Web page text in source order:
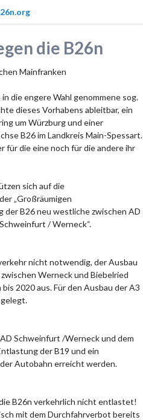
die B26n
Mainfranken
die engere Wahl genommene sog.
dieses Vorhabens ableitbar, ein
um Würzburg und einer
B26 im Landkreis Main-Spessart.
für die eine noch für die andere ihr
sich auf die
„Großräumigen
der B26 neu westliche zwischen AD
/ Werneck“.
nicht notwendig, der Ausbau
Werneck und Biebelried
2020 aus. Für den Ausbau der A3
Schweinfurt /Werneck und dem
der B19 und ein
Autobahn erreicht werden.
B26n verkehrlich nicht entlastet!
mit dem Durchfahrverbot bereits